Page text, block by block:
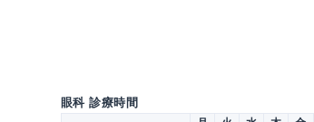
眼科 診療時間